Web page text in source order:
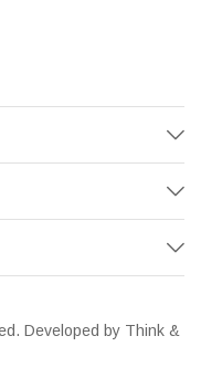
Developed by Think &